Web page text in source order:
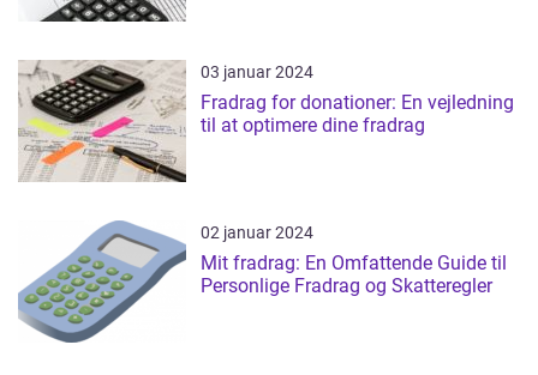
03 januar 2024
Fradrag for donationer: En vejledning
til at optimere dine fradrag
02 januar 2024
Mit fradrag: En Omfattende Guide til
Personlige Fradrag og Skatteregler